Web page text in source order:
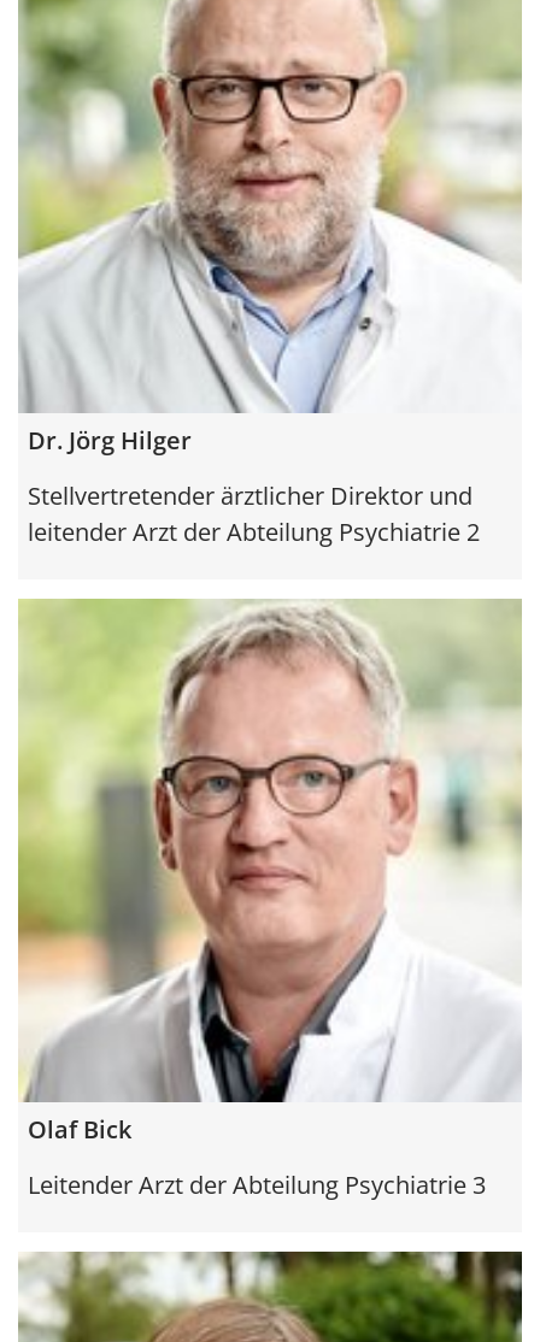
Dr. Jörg Hilger
Stellvertretender ärztlicher Direktor und
leitender Arzt der Abteilung Psychiatrie 2
Olaf Bick
Leitender Arzt der Abteilung Psychiatrie 3